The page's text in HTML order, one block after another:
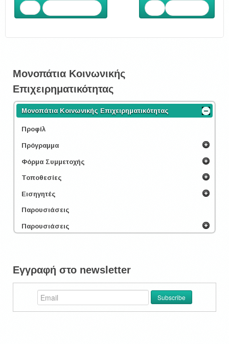
Μονοπάτια Κοινωνικής
Επιχειρηματικότητας
Μονοπάτια Κοινωνικής Επιχειρηματικότητας
Προφίλ
Πρόγραμμα
Φόρμα Συμμετοχής
Τοποθεσίες
Εισηγητές
Παρουσιάσεις
Παρουσιάσεις
Εγγραφή στο newsletter